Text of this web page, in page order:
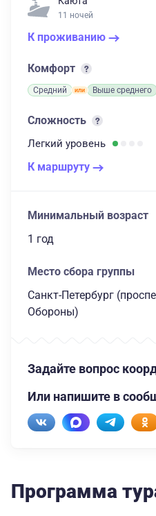
11 ночей
К проживанию
Комфорт
Средний Выше среднего
Сложность
Легкий уровень
К маршруту
Минимальный возраст
1 год
Место сбора группы
Санкт-Петербург
Обороны)
Задайте вопрос
Или напишите в
Программа